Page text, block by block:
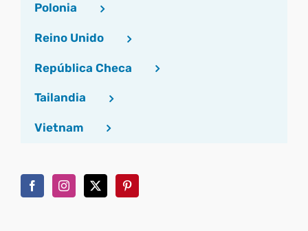
Polonia
Reino Unido
República Checa
Tailandia
Vietnam